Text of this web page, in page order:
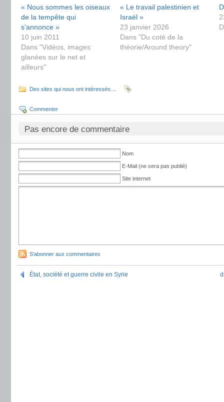
« Nous sommes les oiseaux
de la tempête qui
s’annonce »
10 juin 2011
Dans "Vidéos, images
glanées sur le net et
ailleurs"
« Le travail palestinien et
Israël »
23 janvier 2026
Dans "Du coté de la
théorie/Around theory"
Des sites qui nous ont intéressés....
Commenter
Pas encore de commentaire
Nom
E-Mail (ne sera pas publié)
Site internet
S'abonner aux commentaires
État, société et guerre civile en Syrie